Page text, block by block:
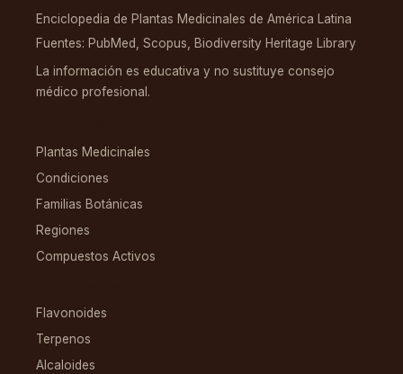
Enciclopedia de Plantas Medicinales de América Latina
Fuentes: PubMed, Scopus, Biodiversity Heritage Library
La información es educativa y no sustituye consejo
médico profesional.
Plantas Medicinales
Condiciones
Familias Botánicas
Regiones
Compuestos Activos
Flavonoides
Terpenos
Alcaloides